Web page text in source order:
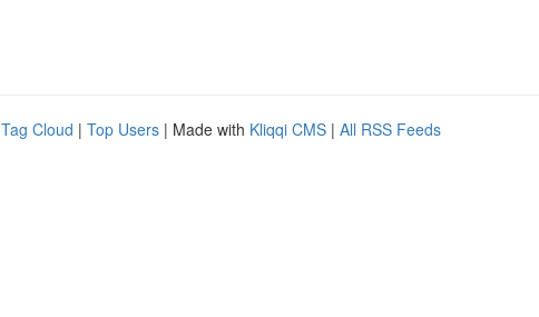
Tag Cloud | Top Users | Made with Kliqqi CMS | All RSS Feeds